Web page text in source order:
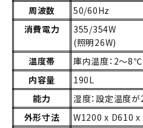
周波数
50/60Hz
消費電力
355/354W
(照明26W)
温度帯
庫内温度：2～8℃
内容量
190L
能力
湿度：設定温度
外形寸法
W1200 x D610